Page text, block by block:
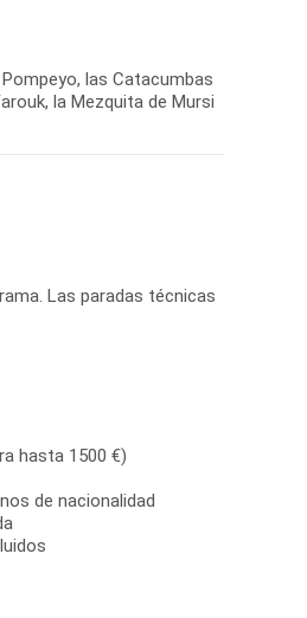
las Catacumbas
la Mezquita de Mursi
Las paradas técnicas
hasta 1500 €)
de nacionalidad